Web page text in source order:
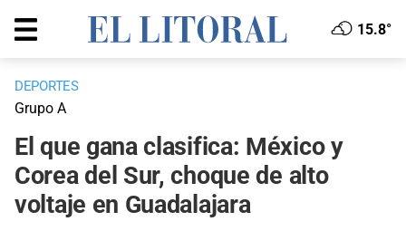
15.8°
DEPORTES
Grupo A
El que gana clasifica: México y
Corea del Sur, choque de alto
voltaje en Guadalajara